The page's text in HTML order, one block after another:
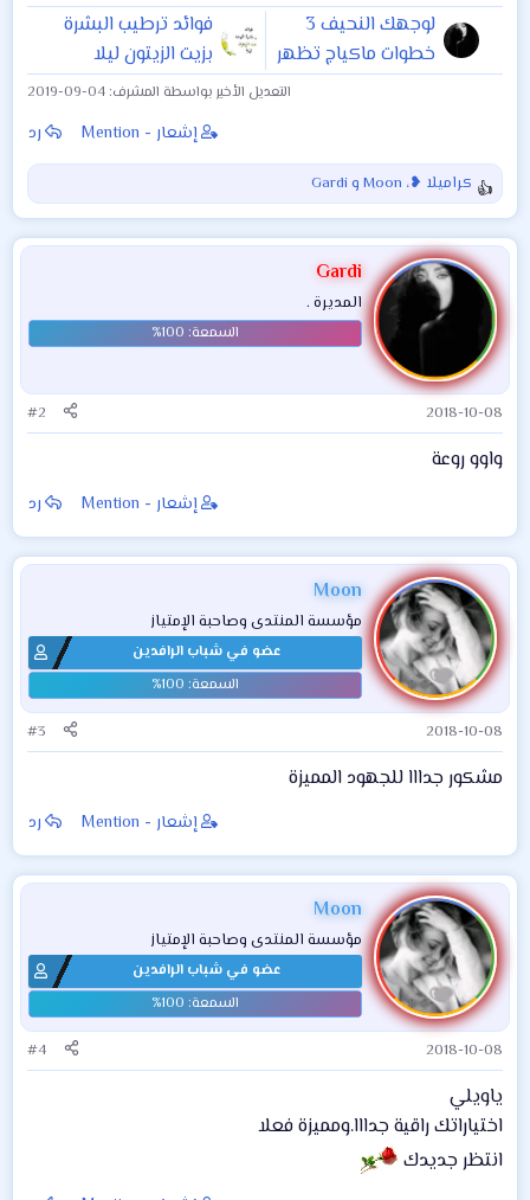
لوجهك النحيف 3
خطوات ماكياج تظهر
امتلاءه
فوائد ترطيب البشرة
بزيت الزيتون ليلا
التعديل الأخير بواسطة المشرف: 2019-09-04
إشعار - Mention رد
ا
ل
ت
ف
ا
ع
ل
ا
ت
:
كراميلا ❥، Moon و Gardi
Gardi
المديرة .
2018-10-08
#2
واوو روعة
إشعار - Mention رد
Moon
مؤسسة المنتدى وصاحبة الإمتياز
عضو في شباب الرافدين
2018-10-08
#3
مشكور جدااا للجهود المميزة
إشعار - Mention رد
Moon
مؤسسة المنتدى وصاحبة الإمتياز
عضو في شباب الرافدين
2018-10-08
#4
ياويلي
اختياراتك راقية جدااا.ومميزة فعلا
انتظر جديدك